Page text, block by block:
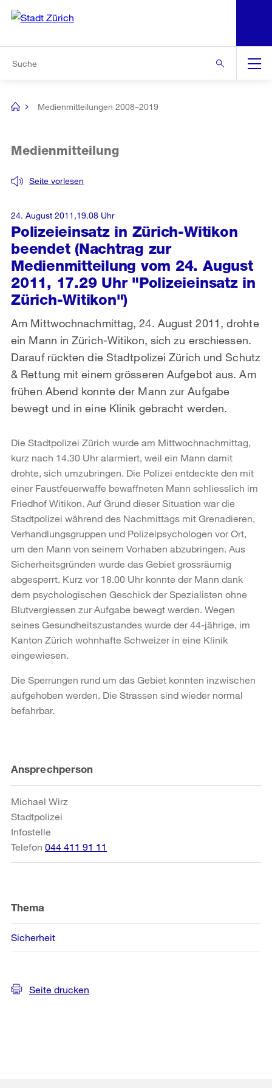
Navigation
[no
Medienmitteilungen 2008–2019
Polizeieinsatz in Zürich-Witikon
beendet (Nachtrag zur
Medienmitteilung vom 24. August
2011, 17.29 Uhr "Polizeieinsatz in
Zürich-Witikon")
Seite vorlesen
Medienmitteilung
Am Mittwochnachmittag, 24. August 2011, drohte
ein Mann in Zürich-Witikon, sich zu erschiessen.
Darauf rückten die Stadtpolizei Zürich und Schutz
& Rettung mit einem grösseren Aufgebot aus. Am
frühen Abend konnte der Mann zur Aufgabe
bewegt und in eine Klinik gebracht werden.
24. August 2011,19.08 Uhr
Die Stadtpolizei Zürich wurde am Mittwochnachmittag,
kurz nach 14.30 Uhr alarmiert, weil ein Mann damit
drohte, sich umzubringen. Die Polizei entdeckte den mit
einer Faustfeuerwaffe bewaffneten Mann schliesslich im
Friedhof Witikon. Auf Grund dieser Situation war die
Stadtpolizei während des Nachmittags mit Grenadieren,
Verhandlungsgruppen und Polizeipsychologen vor Ort,
um den Mann von seinem Vorhaben abzubringen. Aus
Sicherheitsgründen wurde das Gebiet grossräumig
abgesperrt. Kurz vor 18.00 Uhr konnte der Mann dank
dem psychologischen Geschick der Spezialisten ohne
Blutvergiessen zur Aufgabe bewegt werden. Wegen
seines Gesundheitszustandes wurde der 44-jährige, im
Kanton Zürich wohnhafte Schweizer in eine Klinik
eingewiesen.
Die Sperrungen rund um das Gebiet konnten inzwischen
aufgehoben werden. Die Strassen sind wieder normal
befahrbar.
Weitere
Informationen
Ansprechperson
Michael Wirz
Stadtpolizei
Infostelle
Telefon 044 411 91 11
Thema
Sicherheit
Seite drucken